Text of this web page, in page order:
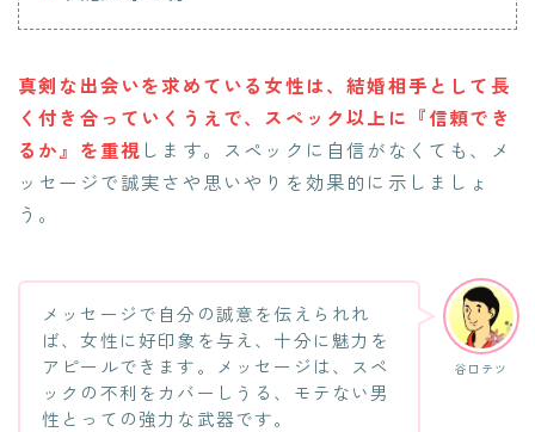
真剣な出会いを求めている女性は、結婚相手として長
く付き合っていくうえで、スペック以上に『信頼でき
るか』を重視 します。スペックに自信がなくても、メ
ッセージで誠実さや思いやりを効果的に示しましょ
う。
谷口テツ
メッセージで自分の誠意を伝えられれ
ば、女性に好印象を与え、十分に魅力を
アピールできます。メッセージは、スペ
ックの不利をカバーしうる、モテない男
性とっての強力な武器です。